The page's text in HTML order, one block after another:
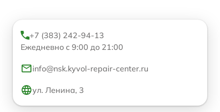
+7 (383) 242-94-13
Ежедневно с 9:00 до 21:00
info@nsk.kyvol-repair-center.ru
ул. Ленина, 3